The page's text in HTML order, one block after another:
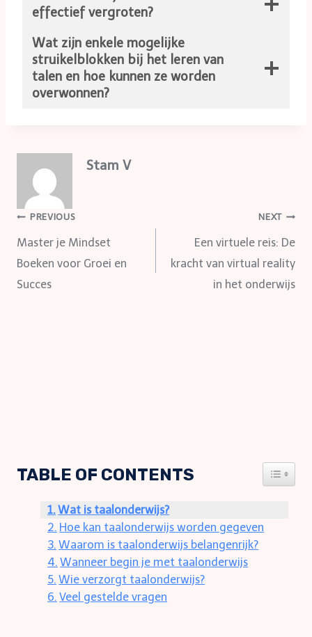
effectief vergroten?
Wat zijn enkele mogelijke
struikelblokken bij het leren van
talen en hoe kunnen ze worden
overwonnen?
Stam V
Post
navigation
PREVIOUS
Master je Mindset
Boeken voor Groei en
Succes
NEXT
Een virtuele reis: De
kracht van virtual reality
in het onderwijs
TABLE OF CONTENTS
Wat is taalonderwijs?
Hoe kan taalonderwijs worden gegeven
Waarom is taalonderwijs belangenrijk?
Wanneer begin je met taalonderwijs
Wie verzorgt taalonderwijs?
Veel gestelde vragen